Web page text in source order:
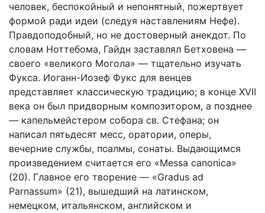
человек, беспокойный и непонятный, пожертвует
формой ради идеи (следуя наставлениям Нефе).
Правдоподобный, но не достоверный анекдот. По
словам Ноттебома, Гайдн заставлял Бетховена —
своего «великого Могола» — тщательно изучать
Фукса. Иоганн-Иозеф Фукс для венцев
представляет классическую традицию; в конце XVII
века он был придворным композитором, а позднее
— капельмейстером собора св. Стефана; он
написал пятьдесят месс, оратории, оперы,
вечерние службы, псалмы, сонаты. Выдающимся
произведением считается его «Messa canonica»
(20). Главное его творение — «Gradus ad
Parnassum» (21), вышедший на латинском,
немецком, итальянском, английском и